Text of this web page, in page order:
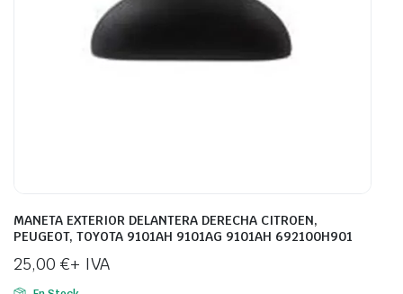
MANETA EXTERIOR DELANTERA DERECHA CITROEN,
PEUGEOT, TOYOTA 9101AH 9101AG 9101AH 692100H901
25,00 €+ IVA